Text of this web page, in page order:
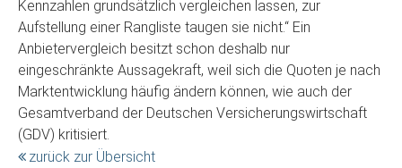
Kennzahlen grundsätzlich vergleichen lassen, zur
Aufstellung einer Rangliste taugen sie nicht.“ Ein
Anbietervergleich besitzt schon deshalb nur
eingeschränkte Aussagekraft, weil sich die Quoten je nach
Marktentwicklung häufig ändern können, wie auch der
Gesamtverband der Deutschen Versicherungswirtschaft
(GDV) kritisiert.
zurück zur Übersicht